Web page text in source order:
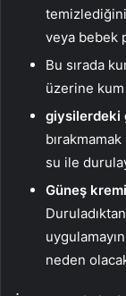
veya bebek
Bu sırada
üzerine kum
giysilerdeki
su ile
Güneş
neden